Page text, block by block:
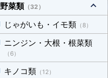
野菜類 （32）
じゃがいも・イモ類 （8）
ニンジン・大根・根菜類
（6）
キノコ類 （12）